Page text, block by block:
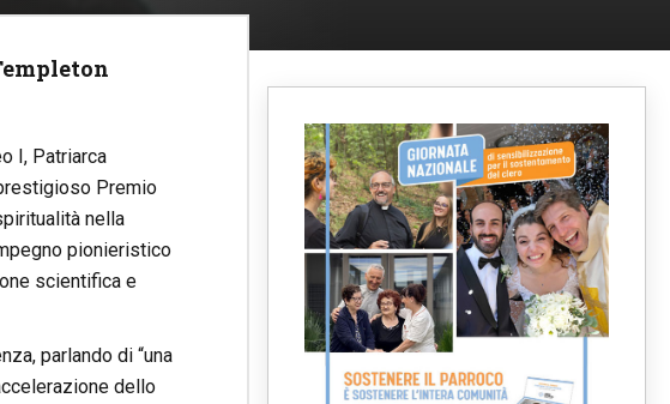
I, Patriarca
Premio
nella
pionieristico
scientifica e
parlando di “una
dello